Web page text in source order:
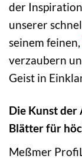
der
unserer
seinem feinen,
verzaubern
Geist in
Die Kunst der
Blätter für
Meßmer